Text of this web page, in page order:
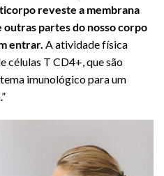
reveste a membrana
outras partes do nosso corpo
entrar. A atividade física
células T CD4+, que são
imunológico para um